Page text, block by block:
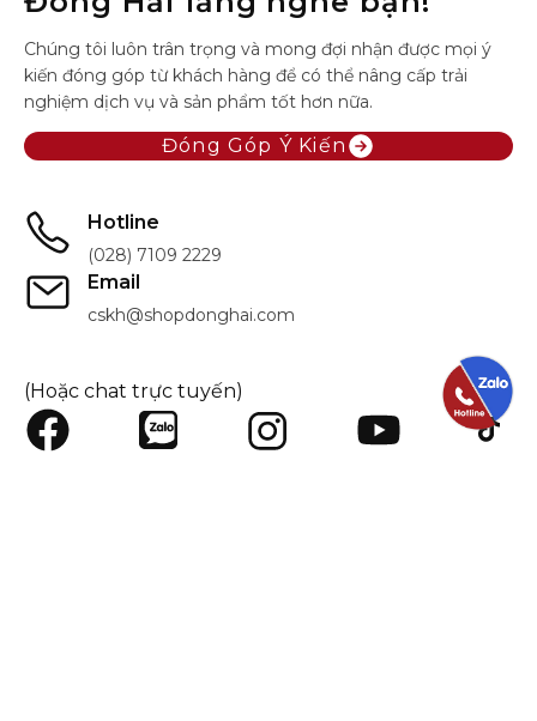
Chúng tôi luôn trân trọng và mong đợi nhận được mọi ý
kiến đóng góp từ khách hàng để có thể nâng cấp trải
nghiệm dịch vụ và sản phẩm tốt hơn nữa.
Đóng Góp Ý Kiến
Hotline
(028) 7109 2229
Email
cskh@shopdonghai.com
(Hoặc chat trực tuyến)